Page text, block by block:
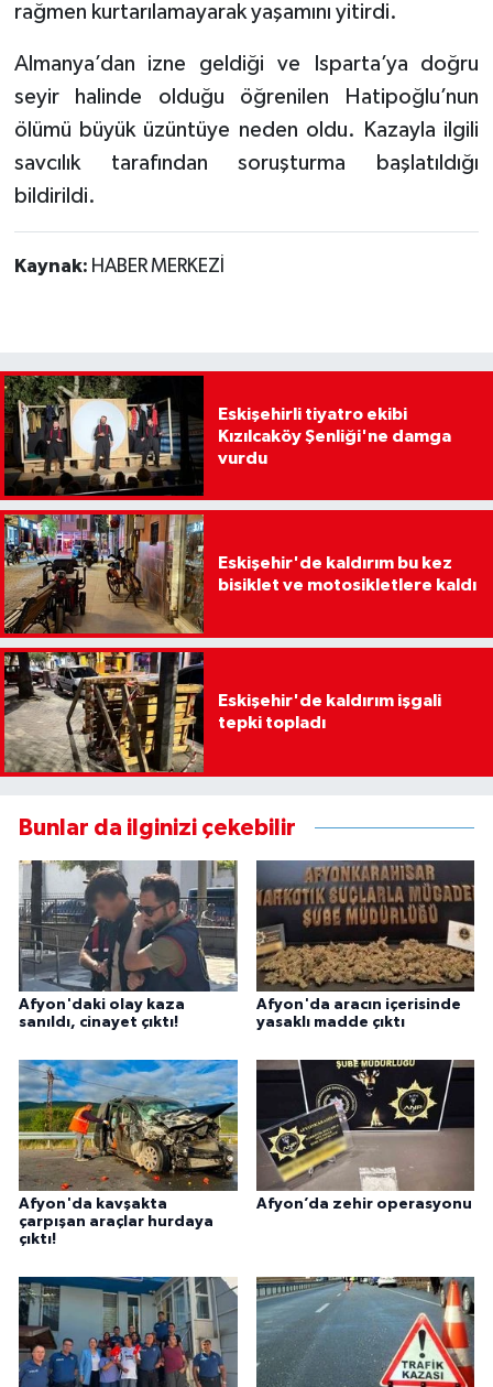
rağmen kurtarılamayarak yaşamını yitirdi.
Almanya’dan izne geldiği ve Isparta’ya doğru
seyir halinde olduğu öğrenilen Hatipoğlu’nun
ölümü büyük üzüntüye neden oldu. Kazayla ilgili
savcılık tarafından soruşturma başlatıldığı
bildirildi.
Kaynak: HABER MERKEZİ
Eskişehirli tiyatro ekibi
Kızılcaköy Şenliği'ne damga
vurdu
Eskişehir'de kaldırım bu kez
bisiklet ve motosikletlere kaldı
Eskişehir'de kaldırım işgali
tepki topladı
Bunlar da ilginizi çekebilir
Afyon'daki olay kaza
sanıldı, cinayet çıktı!
Afyon'da aracın içerisinde
yasaklı madde çıktı
Afyon'da kavşakta
çarpışan araçlar hurdaya
çıktı!
Afyon’da zehir operasyonu